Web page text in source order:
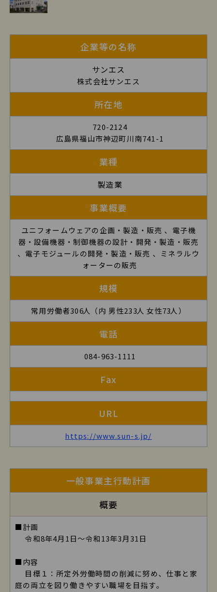
株式会社サンエスの詳細1
企業等の名称
サンエス
株式会社サンエス
所在地
720-2124
広島県福山市神辺町川南741-1
業種
製造業
事業概要
ユニフォームウェアの企画・製造・販売 、電子機
器・設備機器・制御機器の設計・開発・製造・販売
、電子モジュールの開発・製造・販売 、ミネラルウ
ォーターの販売
規模
常用労働者306人（内 男性233人 女性73人）
電話
084-963-1111
Fax
URL
https://www.sun-s.jp/
株式会社サンエスの詳細2
一般事業主行動計画
概要
■計画
令和8年4月1日～令和13年3月31日
■内容
目標１：所定外労働時間の削減に努め、仕事と家
庭の両立を図り働きやすい職場を目指す。